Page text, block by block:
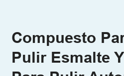
Compuesto
Pulir Esmalte